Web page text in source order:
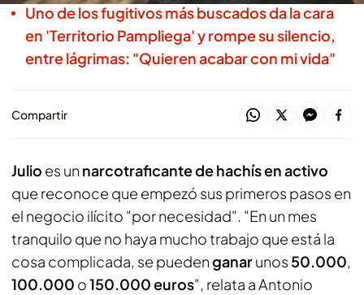
Uno de los fugitivos más buscados da la cara
en 'Territorio Pampliega' y rompe su silencio,
entre lágrimas: "Quieren acabar con mi vida"
Compartir
Julio es un narcotraficante de hachís en activo
que reconoce que empezó sus primeros pasos en
el negocio ilícito "por necesidad". "En un mes
tranquilo que no haya mucho trabajo que está la
cosa complicada, se puedenganarunos 50.000,
100.000 o150.000 euros", relata a Antonio